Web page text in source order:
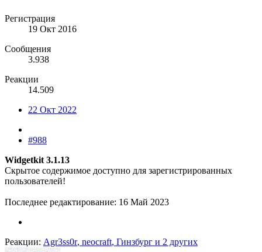
Регистрация
19 Окт 2016
Сообщения
3.938
Реакции
14.509
22 Окт 2022
#988
Widgetkit 3.1.13
Скрытое содержимое доступно для зарегистрированных
пользователей!
Последнее редактирование: 16 Май 2023
Реакции: Agr3ss0r, neocraft, Гинзбург и 2 других